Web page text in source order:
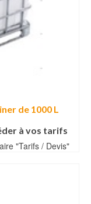
de 1000 L
à vos tarifs
"Tarifs / Devis"